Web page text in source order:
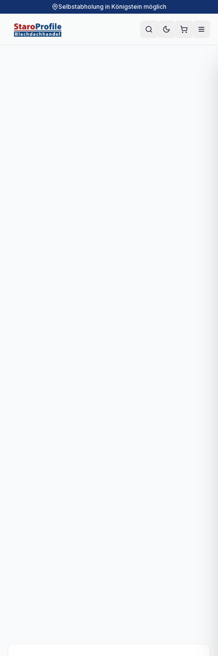
Selbstabholung in Königstein möglich